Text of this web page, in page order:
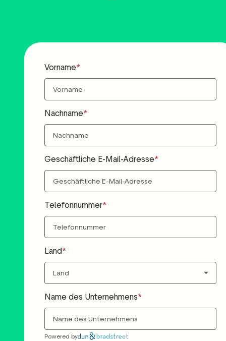
Vorname
Nachname
Geschäftliche E-Mail-Adresse
Telefonnummer
Land
Name des Unternehmens
Powered by